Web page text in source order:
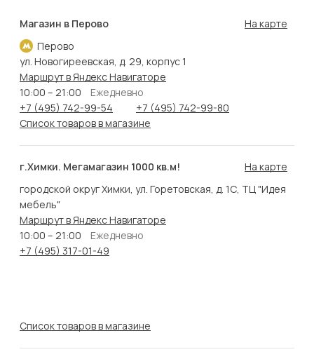
Магазин в Перово
Перово
На карте
ул. Новогиреевская, д. 29, корпус 1
Маршрут в Яндекс Навигаторе
10:00 – 21:00
Ежедневно
+7 (495) 742-99-54
+7 (495) 742-99-80
Список товаров в магазине
г.Химки. Мегамагазин 1000 кв.м!
На карте
городской округ Химки, ул. Горетовская, д. 1С, ТЦ "Идея
мебель"
Маршрут в Яндекс Навигаторе
10:00 – 21:00
Ежедневно
+7 (495) 317-01-49
Список товаров в магазине